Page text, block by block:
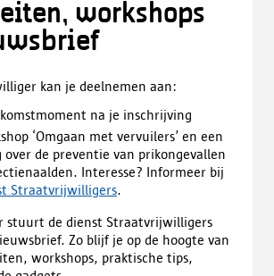
workshops
kan je deelnemen aan:
na je inschrijving
‘Omgaan met vervuilers’ en een
over de preventie van prikongevallen
Interesse? Informeer bij
Straatvrijwilligers.
stuurt de dienst Straatvrijwilligers
Zo blijf je op de hoogte van
workshops, praktische tips,